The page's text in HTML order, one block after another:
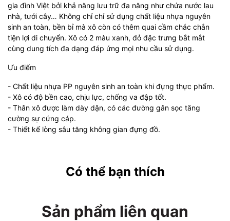
gia đình Việt bởi khả năng lưu trữ đa năng như chứa nước lau
nhà, tưới cây… Không chỉ chỉ sử dụng chất liệu nhựa nguyên
sinh an toàn, bền bỉ mà xô còn có thêm quai cầm chắc chắn
tiện lợi di chuyển. Xô có 2 màu xanh, đỏ đặc trưng bắt mắt
cùng dung tích đa dạng đáp ứng mọi nhu cầu sử dụng.
Ưu điểm
- Chất liệu nhựa PP nguyên sinh an toàn khi đựng thực phẩm.
- Xô có độ bền cao, chịu lực, chống va đập tốt.
- Thân xô được làm dày dặn, có các đường gân sọc tăng
cường sự cứng cáp.
- Thiết kế lòng sâu tăng không gian đựng đồ.
Có thể bạn thích
Sản phẩm liên quan